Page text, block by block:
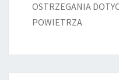
OSTRZEGANIA
POWIETRZA